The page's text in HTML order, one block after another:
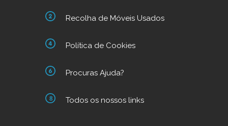
Recolha de Móveis Usados
Política de Cookies
Procuras Ajuda?
Todos os nossos links